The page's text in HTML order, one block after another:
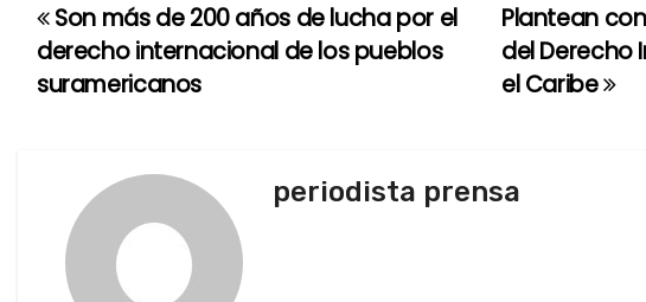
N
a
Plantean
del Derecho
el Caribe
Son más de 200 años de lucha por el
derecho internacional de los pueblos
suramericanos
periodista prensa